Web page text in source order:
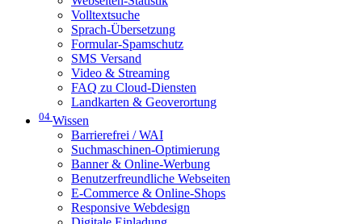
Volltextsuche
Sprach-Übersetzung
Formular-Spamschutz
SMS Versand
Video & Streaming
FAQ zu Cloud-Diensten
Landkarten & Geoverortung
04 Wissen
Barrierefrei / WAI
Suchmaschinen-Optimierung
Banner & Online-Werbung
Benutzerfreundliche Webseiten
E-Commerce & Online-Shops
Responsive Webdesign